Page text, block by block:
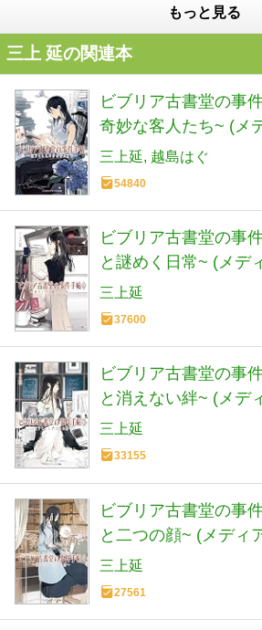
もっと見る
三上 延の関連本
ビブリア古書堂の事
奇妙な客人たち~ (メ
庫)
三上延 越島はぐ
54840
ビブリア古書堂の事
と謎めく日常~ (メデ
三上延
37600
ビブリア古書堂の事
と消えない絆~ (メデ
三上延
33155
ビブリア古書堂の事
と二つの顔~ (メディ
三上延
27561